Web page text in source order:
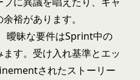
裕があります。
曖昧な要件はSprint中の
す。受け入れ基準とエッ
されたストーリー